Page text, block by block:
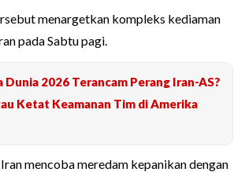
menargetkan kompleks kediaman
pada Sabtu pagi.
Dunia 2026 Terancam Perang Iran-AS?
Ketat Keamanan Tim di Amerika
mencoba meredam kepanikan dengan